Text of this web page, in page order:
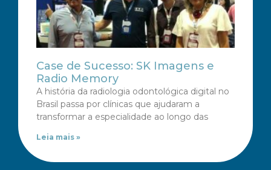
Case de Sucesso: SK Imagens e
Radio Memory
A história da radiologia odontológica digital no
Brasil passa por clínicas que ajudaram a
transformar a especialidade ao longo das
Leia mais »